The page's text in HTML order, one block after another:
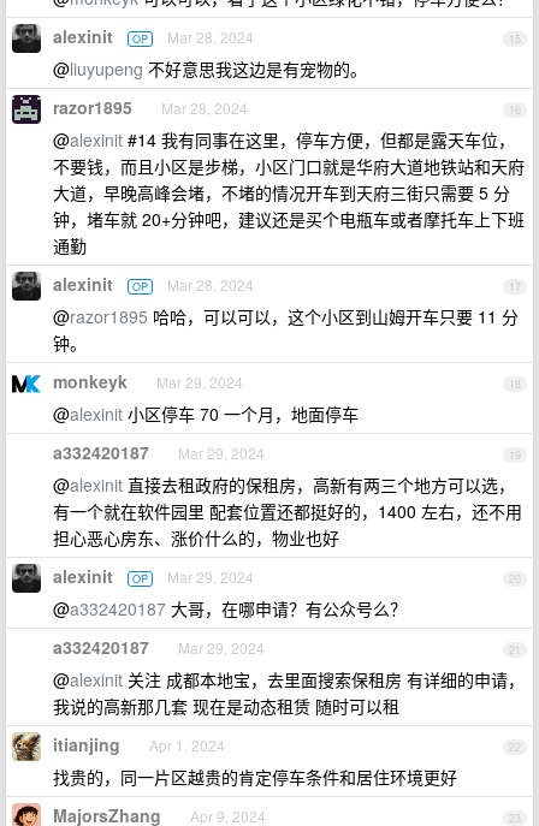
15
alexinit OP Mar 28, 2024
@liuyupeng 不好意思我这边是有宠物的。
16
razor1895 Mar 28, 2024
@alexinit #14 我有同事在这里，停车方便，但都是露天车位，
不要钱，而且小区是步梯，小区门口就是华府大道地铁站和天府
大道，早晚高峰会堵，不堵的情况开车到天府三街只需要 5 分
钟，堵车就 20+分钟吧，建议还是买个电瓶车或者摩托车上下班
通勤
17
alexinit OP Mar 28, 2024
@razor1895 哈哈，可以可以，这个小区到山姆开车只要 11 分
钟。
18
monkeyk Mar 29, 2024
@alexinit 小区停车 70 一个月，地面停车
19
a332420187 Mar 29, 2024
@alexinit 直接去租政府的保租房，高新有两三个地方可以选，
有一个就在软件园里 配套位置还都挺好的，1400 左右，还不用
担心恶心房东、涨价什么的，物业也好
20
alexinit OP Mar 29, 2024
@a332420187 大哥，在哪申请？有公众号么？
21
a332420187 Mar 29, 2024
@alexinit 关注 成都本地宝，去里面搜索保租房 有详细的申请，
我说的高新那几套 现在是动态租赁 随时可以租
22
itianjing Apr 1, 2024
找贵的，同一片区越贵的肯定停车条件和居住环境更好
23
MajorsZhang Apr 9, 2024